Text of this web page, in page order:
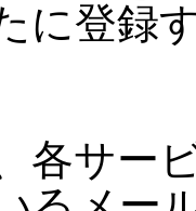
に登録
各サー